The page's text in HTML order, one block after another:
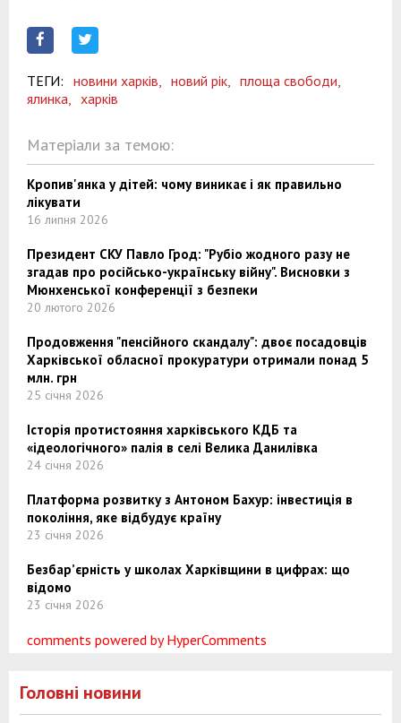
ТЕГИ: новини харків, новий рік,
площа свободи,
ялинка,
харків
Матеріали за темою:
Кропив'янка у дітей: чому виникає і як правильно
лікувати
16 липня 2026
Президент СКУ Павло Грод: "Рубіо жодного разу не
згадав про російсько-українську війну". Висновки з
Мюнхенської конференції з безпеки
20 лютого 2026
Продовження "пенсійного скандалу": двоє посадовців
Харківської обласної прокуратури отримали понад 5
млн. грн
25 січня 2026
Історія протистояння харківського КДБ та
«ідеологічного» палія в селі Велика Данилівка
24 січня 2026
Платформа розвитку з Антоном Бахур: інвестиція в
покоління, яке відбудує країну
23 січня 2026
Безбар’єрність у школах Харківщини в цифрах: що
відомо
23 січня 2026
comments powered by HyperComments
Головні новини